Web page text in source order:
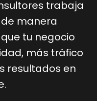
trabaja
manera
tu negocio
más tráfico
resultados en